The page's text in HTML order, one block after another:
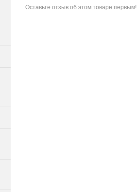
Оставьте отзыв об этом товаре первым!